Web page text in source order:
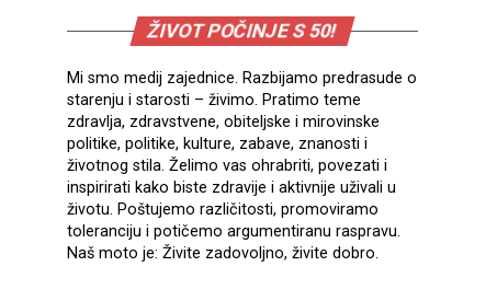
ŽIVOT POČINJE S 50!
Mi smo medij zajednice. Razbijamo predrasude o
starenju i starosti – živimo. Pratimo teme
zdravlja, zdravstvene, obiteljske i mirovinske
politike, politike, kulture, zabave, znanosti i
životnog stila. Želimo vas ohrabriti, povezati i
inspirirati kako biste zdravije i aktivnije uživali u
životu. Poštujemo različitosti, promoviramo
toleranciju i potičemo argumentiranu raspravu.
Naš moto je: Živite zadovoljno, živite dobro.